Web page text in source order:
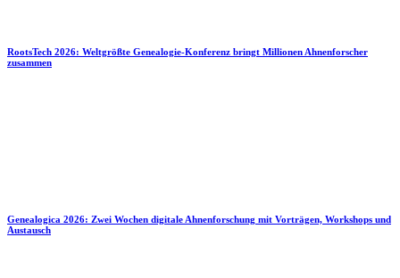
RootsTech 2026: Weltgrößte Genealogie-Konferenz bringt Millionen Ahnenforscher
zusammen
Genealogica 2026: Zwei Wochen digitale Ahnenforschung mit Vorträgen, Workshops und
Austausch